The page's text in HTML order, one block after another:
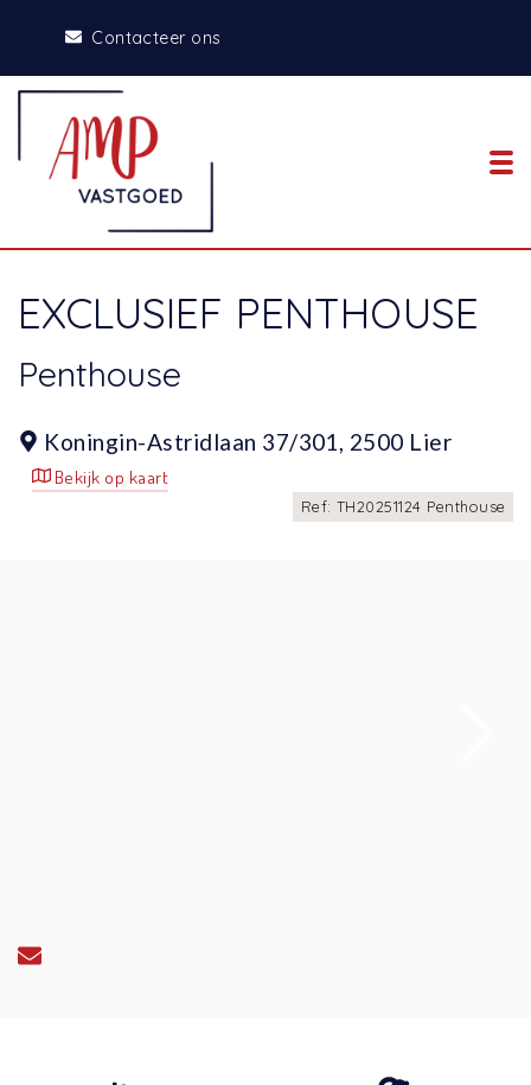
Contacteer ons
EXCLUSIEF PENTHOUSE
Penthouse
Koningin-Astridlaan 37/301, 2500 Lier
Bekijk op kaart
Ref: TH20251124 Penthouse